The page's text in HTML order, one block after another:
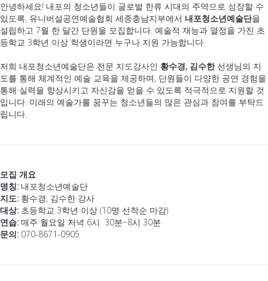
안녕하세요! 내포의 청소년들이 글로벌 한류 시대의 주역으로 성장할 수
있도록, 유니버설공연예술협회 세종충남지부에서 내포청소년예술단을
설립하고 7월 한 달간 단원을 모집합니다. 예술적 재능과 열정을 가진 초
등학교 3학년 이상 학생이라면 누구나 지원 가능합니다.
저희 내포청소년예술단은 전문 지도강사인 황수경, 김수한선생님의 지
도를 통해 체계적인 예술 교육을 제공하며, 단원들이 다양한 공연 경험을
통해 실력을 향상시키고 자신감을 얻을 수 있도록 적극적으로 지원할 것
입니다. 미래의 예술가를 꿈꾸는 청소년들의 많은 관심과 참여를 부탁드
립니다.
모집 개요
명칭: 내포청소년예술단
지도: 황수경, 김수한 강사
대상: 초등학교 3학년 이상 (10명 선착순 마감)
연습: 매주 월요일 저녁 6시 30분~8시 30분
문의: 070-8671-0905